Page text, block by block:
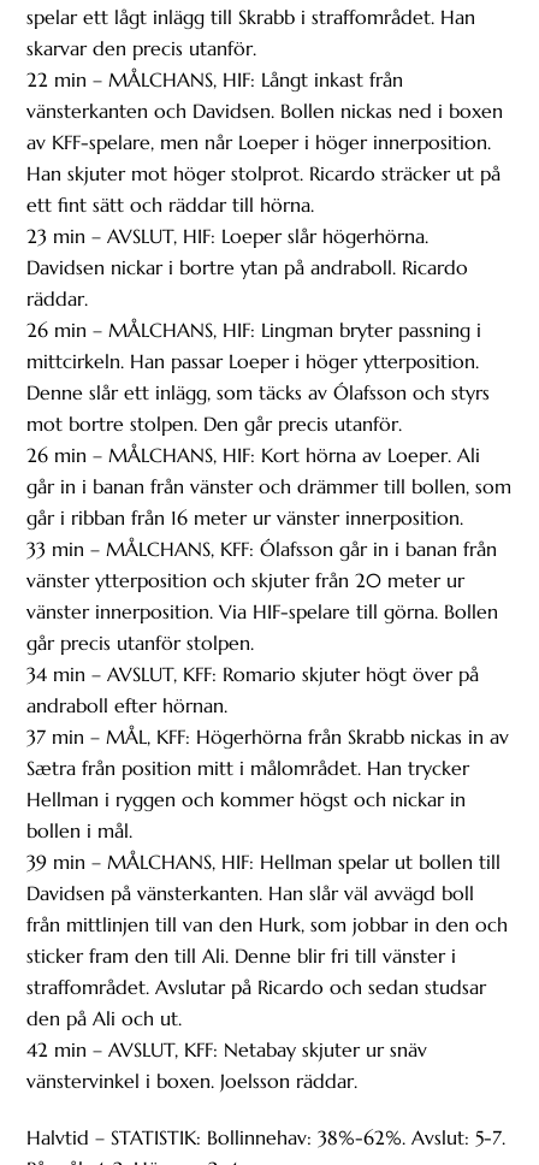
spelar ett lågt inlägg till Skrabb i straffområdet. Han
skarvar den precis utanför.
22 min – MÅLCHANS, HIF: Långt inkast från
vänsterkanten och Davidsen. Bollen nickas ned i boxen
av KFF-spelare, men når Loeper i höger innerposition.
Han skjuter mot höger stolprot. Ricardo sträcker ut på
ett fint sätt och räddar till hörna.
23 min – AVSLUT, HIF: Loeper slår högerhörna.
Davidsen nickar i bortre ytan på andraboll. Ricardo
räddar.
26 min – MÅLCHANS, HIF: Lingman bryter passning i
mittcirkeln. Han passar Loeper i höger ytterposition.
Denne slår ett inlägg, som täcks av Ólafsson och styrs
mot bortre stolpen. Den går precis utanför.
26 min – MÅLCHANS, HIF: Kort hörna av Loeper. Ali
går in i banan från vänster och drämmer till bollen, som
går i ribban från 16 meter ur vänster innerposition.
33 min – MÅLCHANS, KFF: Ólafsson går in i banan från
vänster ytterposition och skjuter från 20 meter ur
vänster innerposition. Via HIF-spelare till görna. Bollen
går precis utanför stolpen.
34 min – AVSLUT, KFF: Romario skjuter högt över på
andraboll efter hörnan.
37 min – MÅL, KFF: Högerhörna från Skrabb nickas in av
Sætra från position mitt i målområdet. Han trycker
Hellman i ryggen och kommer högst och nickar in
bollen i mål.
39 min – MÅLCHANS, HIF: Hellman spelar ut bollen till
Davidsen på vänsterkanten. Han slår väl avvägd boll
från mittlinjen till van den Hurk, som jobbar in den och
sticker fram den till Ali. Denne blir fri till vänster i
straffområdet. Avslutar på Ricardo och sedan studsar
den på Ali och ut.
42 min – AVSLUT, KFF: Netabay skjuter ur snäv
vänstervinkel i boxen. Joelsson räddar.
Halvtid – STATISTIK: Bollinnehav: 38%-62%. Avslut: 5-7.